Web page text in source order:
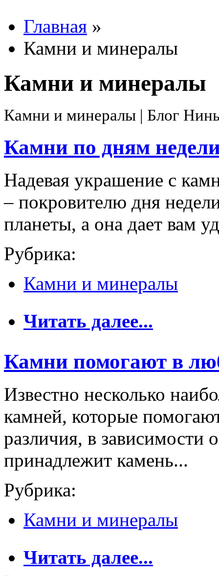
Вы здесь
Главная »
Камни и минералы
Камни и минералы
Камни и минералы | Блог
Камни по дням
Надевая украшение с
– покровителю дня
планеты, а она дает вам
Рубрика:
Камни и минералы
Читать далее...
Камни помогают в
Известно несколько
камней, которые
различия, в зависимости
принадлежит камень...
Рубрика:
Камни и минералы
Читать далее...